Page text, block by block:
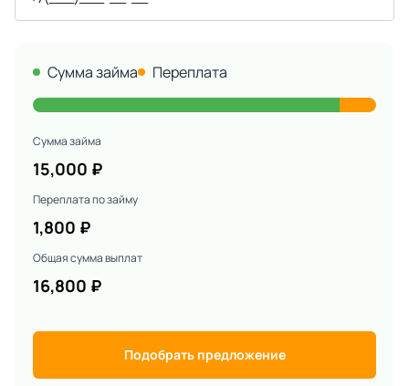
Сумма займа Переплата
Сумма займа
15,000 ₽
Переплата по займу
1,800 ₽
Общая сумма выплат
16,800 ₽
Подобрать предложение